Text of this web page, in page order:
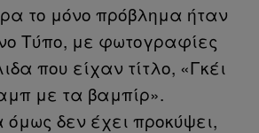
το μόνο πρόβλημα ήταν
Τύπο, με φωτογραφίες
που είχαν τίτλο, «Γκέι
με τα βαμπίρ».
δεν έχει προκύψει,